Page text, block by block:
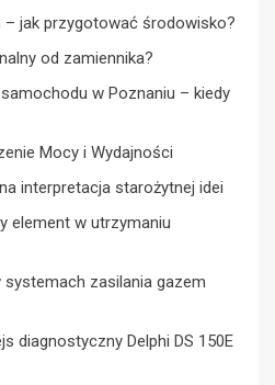
– jak przygotować środowisko?
od zamiennika?
w Poznaniu – kiedy
Mocy i Wydajności
interpretacja starożytnej idei
element w utrzymaniu
zasilania gazem
diagnostyczny Delphi DS 150E